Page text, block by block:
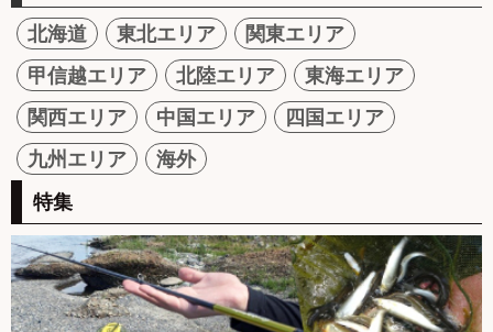
北海道 東北エリア
関東エリア
甲信越エリア
北陸エリア
東海エリア
関西エリア
中国エリア
四国エリア
九州エリア
海外
特集